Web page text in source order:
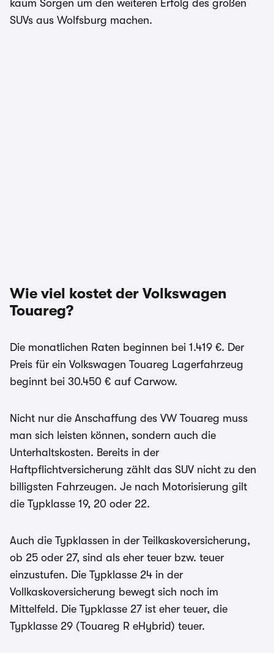
kaum Sorgen um den weiteren Erfolg des großen
SUVs aus Wolfsburg machen.
Wie viel kostet der Volkswagen
Touareg?
Die monatlichen Raten beginnen bei 1.419 €. Der
Preis für ein Volkswagen Touareg Lagerfahrzeug
beginnt bei 30.450 € auf Carwow.
Nicht nur die Anschaffung des VW Touareg muss
man sich leisten können, sondern auch die
Unterhaltskosten. Bereits in der
Haftpflichtversicherung zählt das SUV nicht zu den
billigsten Fahrzeugen. Je nach Motorisierung gilt
die Typklasse 19, 20 oder 22.
Auch die Typklassen in der Teilkaskoversicherung,
ob 25 oder 27, sind als eher teuer bzw. teuer
einzustufen. Die Typklasse 24 in der
Vollkaskoversicherung bewegt sich noch im
Mittelfeld. Die Typklasse 27 ist eher teuer, die
Typklasse 29 (Touareg R eHybrid) teuer.